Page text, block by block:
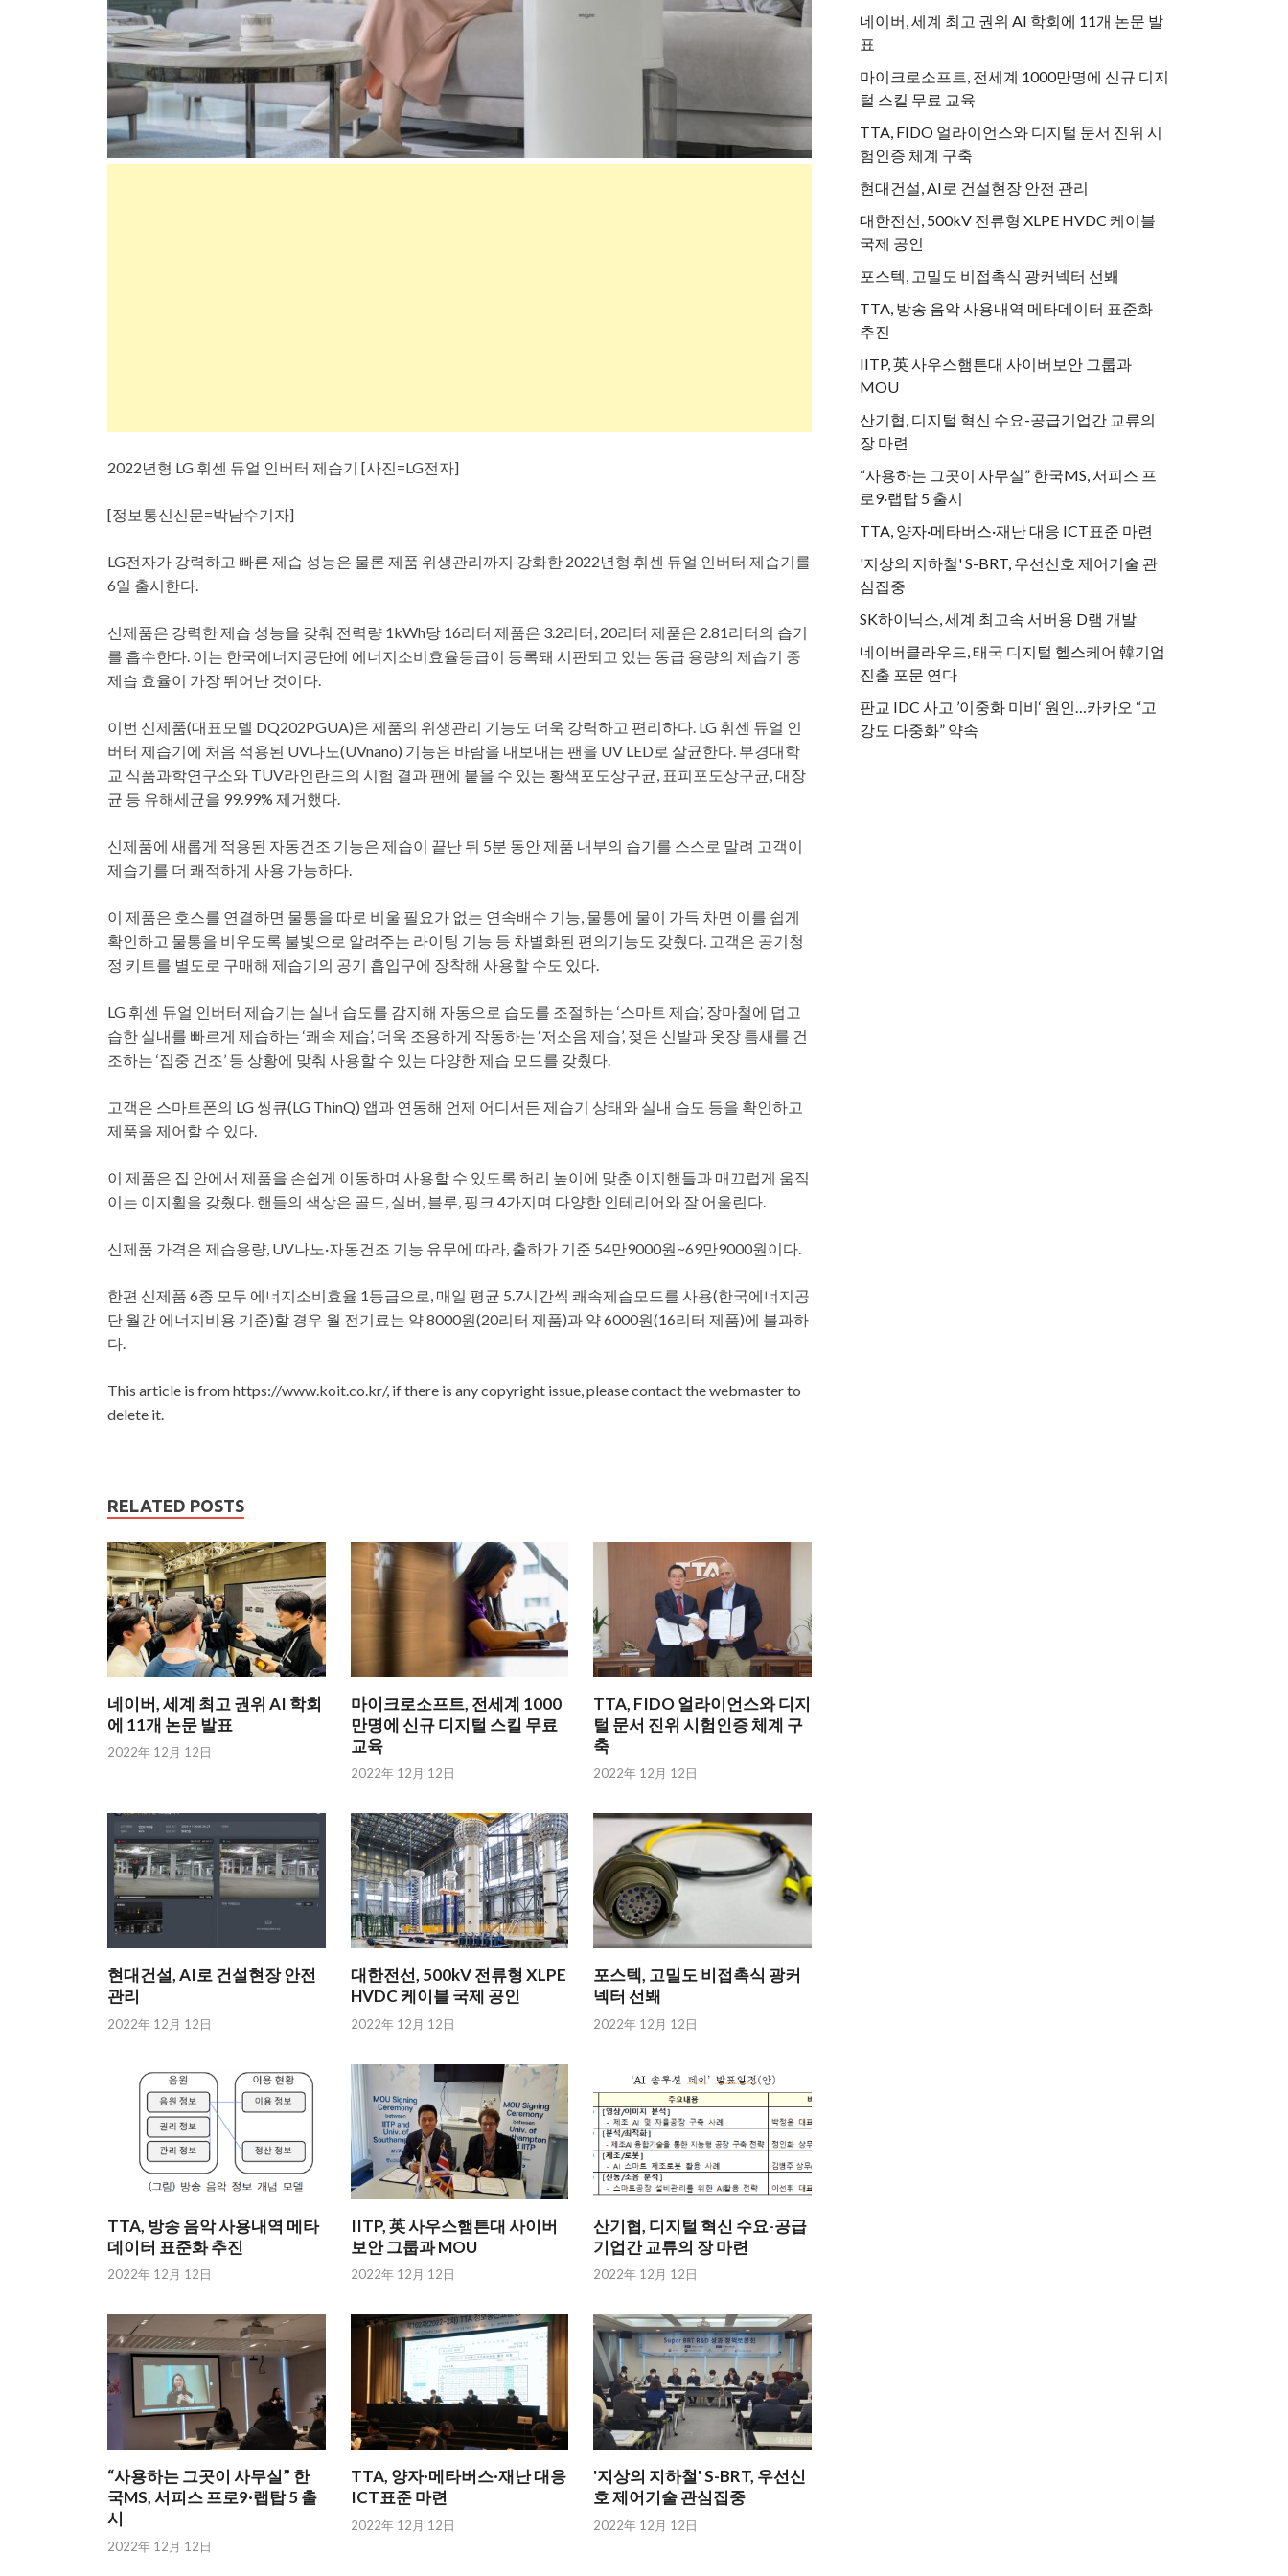
2022년형 LG 휘센 듀얼 인버터 제습기 [사진=LG전자]
[정보통신신문=박남수기자]
LG전자가 강력하고 빠른 제습 성능은 물론 제품 위생관리까지 강화한 2022년형 휘센 듀얼 인버터 제습기를
6일 출시한다.
신제품은 강력한 제습 성능을 갖춰 전력량 1kWh당 16리터 제품은 3.2리터, 20리터 제품은 2.81리터의 습기
를 흡수한다. 이는 한국에너지공단에 에너지소비효율등급이 등록돼 시판되고 있는 동급 용량의 제습기 중
제습 효율이 가장 뛰어난 것이다.
이번 신제품(대표모델 DQ202PGUA)은 제품의 위생관리 기능도 더욱 강력하고 편리하다. LG 휘센 듀얼 인
버터 제습기에 처음 적용된 UV나노(UVnano) 기능은 바람을 내보내는 팬을 UV LED로 살균한다. 부경대학
교 식품과학연구소와 TUV라인란드의 시험 결과 팬에 붙을 수 있는 황색포도상구균, 표피포도상구균, 대장
균 등 유해세균을 99.99% 제거했다.
신제품에 새롭게 적용된 자동건조 기능은 제습이 끝난 뒤 5분 동안 제품 내부의 습기를 스스로 말려 고객이
제습기를 더 쾌적하게 사용 가능하다.
이 제품은 호스를 연결하면 물통을 따로 비울 필요가 없는 연속배수 기능, 물통에 물이 가득 차면 이를 쉽게
확인하고 물통을 비우도록 불빛으로 알려주는 라이팅 기능 등 차별화된 편의기능도 갖췄다. 고객은 공기청
정 키트를 별도로 구매해 제습기의 공기 흡입구에 장착해 사용할 수도 있다.
LG 휘센 듀얼 인버터 제습기는 실내 습도를 감지해 자동으로 습도를 조절하는 ‘스마트 제습’, 장마철에 덥고
습한 실내를 빠르게 제습하는 ‘쾌속 제습’, 더욱 조용하게 작동하는 ‘저소음 제습’, 젖은 신발과 옷장 틈새를 건
조하는 ‘집중 건조’ 등 상황에 맞춰 사용할 수 있는 다양한 제습 모드를 갖췄다.
고객은 스마트폰의 LG 씽큐(LG ThinQ) 앱과 연동해 언제 어디서든 제습기 상태와 실내 습도 등을 확인하고
제품을 제어할 수 있다.
이 제품은 집 안에서 제품을 손쉽게 이동하며 사용할 수 있도록 허리 높이에 맞춘 이지핸들과 매끄럽게 움직
이는 이지휠을 갖췄다. 핸들의 색상은 골드, 실버, 블루, 핑크 4가지며 다양한 인테리어와 잘 어울린다.
신제품 가격은 제습용량, UV나노·자동건조 기능 유무에 따라, 출하가 기준 54만9000원~69만9000원이다.
한편 신제품 6종 모두 에너지소비효율 1등급으로, 매일 평균 5.7시간씩 쾌속제습모드를 사용(한국에너지공
단 월간 에너지비용 기준)할 경우 월 전기료는 약 8000원(20리터 제품)과 약 6000원(16리터 제품)에 불과하
다.
This article is from https://www.koit.co.kr/, if there is any copyright issue, please contact the webmaster to
delete it.
RELATED POSTS
네이버, 세계 최고 권위 AI 학회
에 11개 논문 발표
2022年 12月 12日
마이크로소프트, 전세계 1000
만명에 신규 디지털 스킬 무료
교육
2022年 12月 12日
TTA, FIDO 얼라이언스와 디지
털 문서 진위 시험인증 체계 구
축
2022年 12月 12日
현대건설, AI로 건설현장 안전
관리
2022年 12月 12日
대한전선, 500kV 전류형 XLPE
HVDC 케이블 국제 공인
2022年 12月 12日
포스텍, 고밀도 비접촉식 광커
넥터 선봬
2022年 12月 12日
TTA, 방송 음악 사용내역 메타
데이터 표준화 추진
2022年 12月 12日
IITP, 英 사우스햄튼대 사이버
보안 그룹과 MOU
2022年 12月 12日
산기협, 디지털 혁신 수요-공급
기업간 교류의 장 마련
2022年 12月 12日
“사용하는 그곳이 사무실” 한
국MS, 서피스 프로9·랩탑 5 출
시
2022年 12月 12日
TTA, 양자·메타버스·재난 대응
ICT표준 마련
2022年 12月 12日
'지상의 지하철' S-BRT, 우선신
호 제어기술 관심집중
2022年 12月 12日
네이버, 세계 최고 권위 AI 학회에 11개 논문 발
표
마이크로소프트, 전세계 1000만명에 신규 디지
털 스킬 무료 교육
TTA, FIDO 얼라이언스와 디지털 문서 진위 시
험인증 체계 구축
현대건설, AI로 건설현장 안전 관리
대한전선, 500kV 전류형 XLPE HVDC 케이블
국제 공인
포스텍, 고밀도 비접촉식 광커넥터 선봬
TTA, 방송 음악 사용내역 메타데이터 표준화
추진
IITP, 英 사우스햄튼대 사이버보안 그룹과
MOU
산기협, 디지털 혁신 수요-공급기업간 교류의
장 마련
“사용하는 그곳이 사무실” 한국MS, 서피스 프
로9·랩탑 5 출시
TTA, 양자·메타버스·재난 대응 ICT표준 마련
'지상의 지하철' S-BRT, 우선신호 제어기술 관
심집중
SK하이닉스, 세계 최고속 서버용 D램 개발
네이버클라우드, 태국 디지털 헬스케어 韓기업
진출 포문 연다
판교 IDC 사고 ’이중화 미비‘ 원인…카카오 “고
강도 다중화” 약속